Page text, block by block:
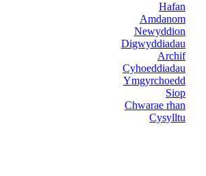
Hafan
Amdanom
Newyddion
Digwyddiadau
Archif
Cyhoeddiadau
Ymgyrchoedd
Siop
Chwarae rhan
Cysylltu